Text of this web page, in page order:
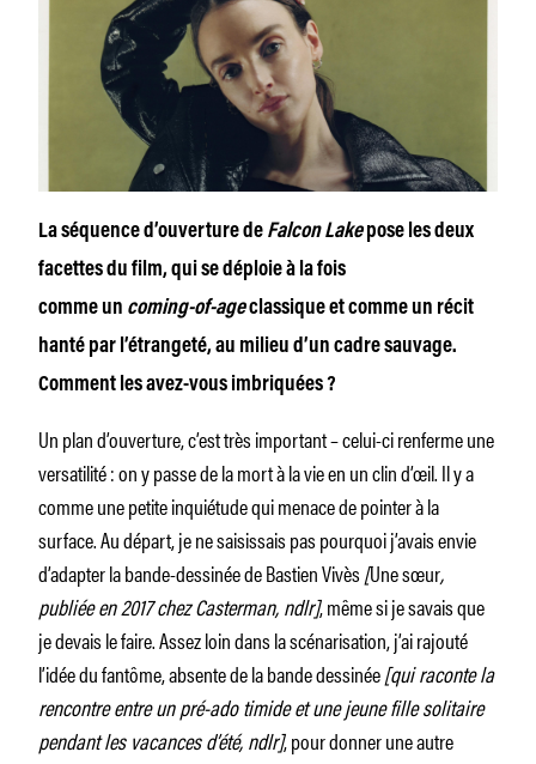
La séquence d’ouverture de Falcon Lakepose les deux
facettes du film, qui se déploie à la fois
comme un coming-of-ageclassique et comme un récit
hanté par l’étrangeté, au milieu d’un cadre sauvage.
Comment les avez-vous imbriquées ?
Un plan d’ouverture, c’est très important – celui-ci renferme une
versatilité : on y passe de la mort à la vie en un clin d’œil. Il y a
comme une petite inquiétude qui menace de pointer à la
surface. Au départ, je ne saisissais pas pourquoi j’avais envie
d’adapter la bande-dessinée de Bastien Vivès[Une sœur,
publiée en 2017 chez Casterman, ndlr], même si je savais que
je devais le faire. Assez loin dans la scénarisation, j’ai rajouté
l’idée du fantôme, absente de la bande dessinée[qui raconte la
rencontre entre un pré-ado timide et une jeune fille solitaire
pendant les vacances d’été, ndlr], pour donner une autre